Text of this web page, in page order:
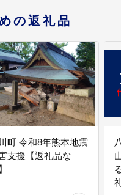
の返礼品
町 令和8年熊本地震
支援【返礼品な